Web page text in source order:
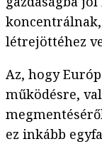
létrejöttéhez
Az, hogy
működésre,
ez inkább